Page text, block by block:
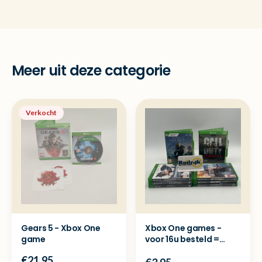
Meer uit deze categorie
Verkocht
Gears 5 - Xbox One
game
Xbox One games -
voor 16u besteld =